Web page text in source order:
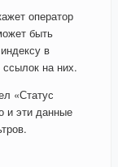
оператор
быть
в
на них.
«Статус
и эти данные